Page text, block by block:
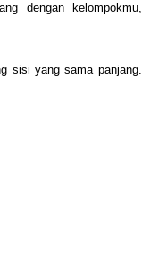
dengan kelompokmu,
sisi yang sama panjang.